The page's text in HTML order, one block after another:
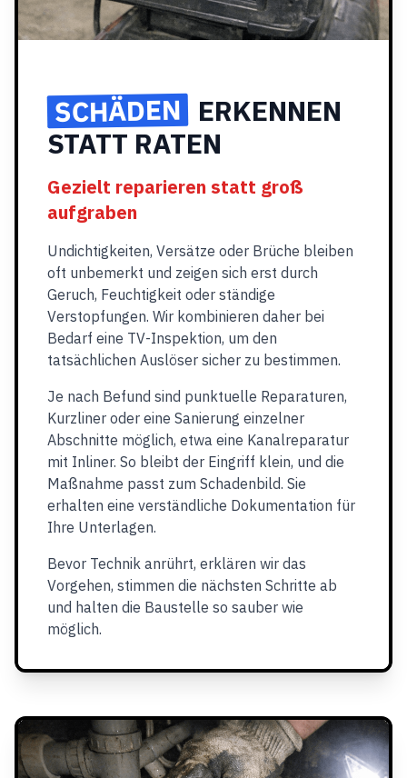
SCHÄDEN ERKENNEN
STATT RATEN
Gezielt reparieren statt groß
aufgraben
Undichtigkeiten, Versätze oder Brüche bleiben
oft unbemerkt und zeigen sich erst durch
Geruch, Feuchtigkeit oder ständige
Verstopfungen. Wir kombinieren daher bei
Bedarf eine TV-Inspektion, um den
tatsächlichen Auslöser sicher zu bestimmen.
Je nach Befund sind punktuelle Reparaturen,
Kurzliner oder eine Sanierung einzelner
Abschnitte möglich, etwa eine Kanalreparatur
mit Inliner. So bleibt der Eingriff klein, und die
Maßnahme passt zum Schadenbild. Sie
erhalten eine verständliche Dokumentation für
Ihre Unterlagen.
Bevor Technik anrührt, erklären wir das
Vorgehen, stimmen die nächsten Schritte ab
und halten die Baustelle so sauber wie
möglich.